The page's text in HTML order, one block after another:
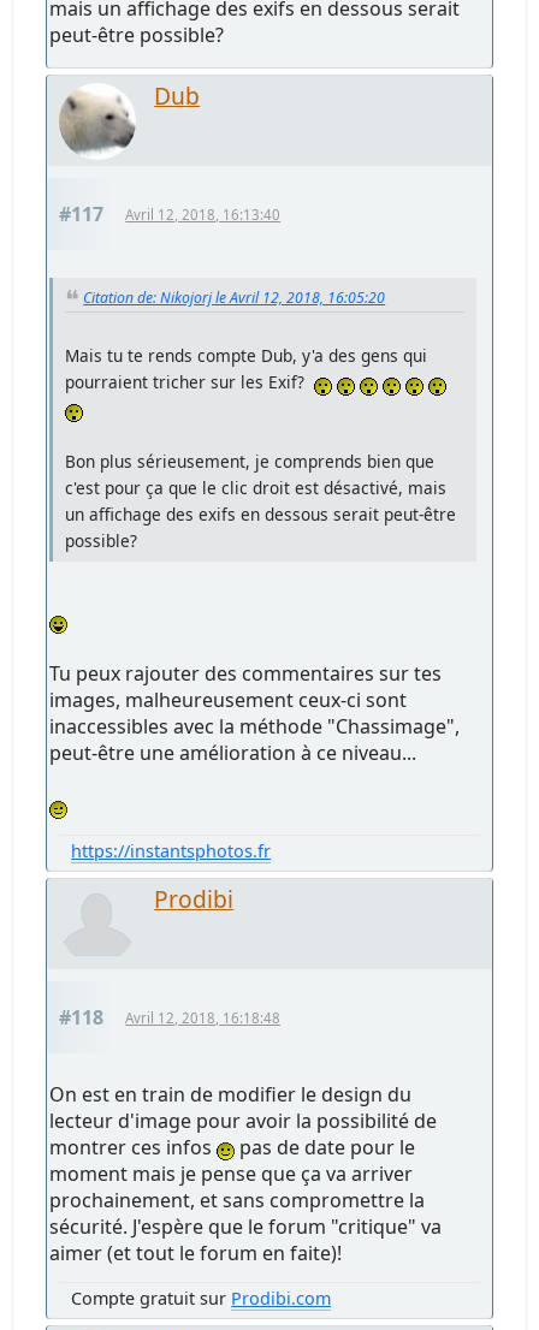
mais un affichage des exifs en dessous serait
peut-être possible?
Dub
#117 Avril 12, 2018, 16:13:40
Citation de: Nikojorj le Avril 12, 2018, 16:05:20
Mais tu te rends compte Dub, y'a des gens qui
pourraient tricher sur les Exif?
Bon plus sérieusement, je comprends bien que
c'est pour ça que le clic droit est désactivé, mais
un affichage des exifs en dessous serait peut-être
possible?
Tu peux rajouter des commentaires sur tes
images, malheureusement ceux-ci sont
inaccessibles avec la méthode "Chassimage",
peut-être une amélioration à ce niveau...
https://instantsphotos.fr
Prodibi
#118 Avril 12, 2018, 16:18:48
On est en train de modifier le design du
lecteur d'image pour avoir la possibilité de
montrer ces infos
pas de date pour le
moment mais je pense que ça va arriver
prochainement, et sans compromettre la
sécurité. J'espère que le forum "critique" va
aimer (et tout le forum en faite)!
Compte gratuit sur Prodibi.com